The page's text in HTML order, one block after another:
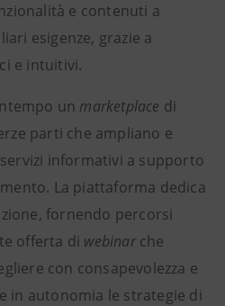
e contenuti a
esigenze, grazie a
e intuitivi.
un marketplace di
parti che ampliano e
informativi a supporto
La piattaforma dedica
fornendo percorsi
offerta di webinarche
con consapevolezza e
in autonomia le strategie di